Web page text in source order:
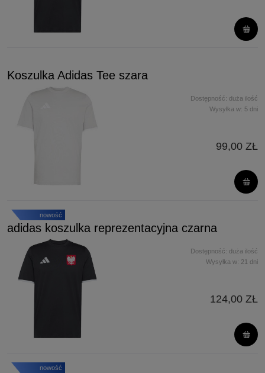
Koszulka Adidas Tee szara
Dostępność: duża ilość
Wysyłka w: 5 dni
99,00 ZŁ
adidas koszulka reprezentacyjna czarna
Dostępność: duża ilość
Wysyłka w: 21 dni
124,00 ZŁ
nowość
nowość